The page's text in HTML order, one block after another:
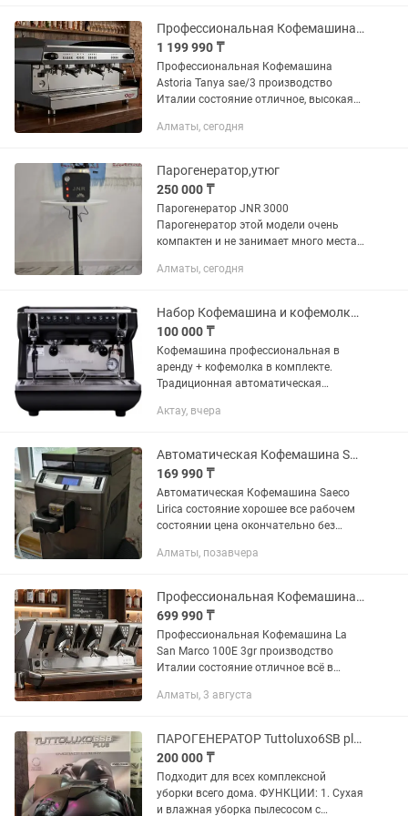
Профессиональная Кофемашина Astoria Tanya
1 199 990 ₸
Профессиональная Кофемашина
Astoria Tanya sae/3 производство
Италии состояние отличное, высокая
рабочем состоянии цена окончательно
Алматы, сегодня
Парогенератор,утюг
250 000 ₸
Парогенератор JNR 3000
Парогенератор этой модели очень
компактен и не занимает много места.
который нагревается за 8-10 минут. На
индикаторы,...
Алматы, сегодня
Набор Кофемашина и кофемолка профессиональные в аренду. Кофейни и рестораны
100 000 ₸
Кофемашина профессиональная в
аренду + кофемолка в комплекте.
Традиционная автоматическая
Compact 2 Gr V, с подключением к
Актау, вчера
Автоматическая Кофемашина Saeco Lirica
169 990 ₸
Автоматическая Кофемашина Saeco
Lirica состояние хорошее все рабочем
состоянии цена окончательно без
автоматическая Тип кофемашина
Алматы, позавчера
Профессиональная Кофемашина La San Marco
699 990 ₸
Профессиональная Кофемашина La
San Marco 100E 3gr производство
Италии состояние отличное всё в
без торга. Общие...
Алматы, 3 августа
ПАРОГЕНЕРАТОР Tuttoluxo6SB plus Zepter
200 000 ₸
Подходит для всех комплексной
уборки всего дома. ФУНКЦИИ: 1. Сухая
и влажная уборка пылесосом с